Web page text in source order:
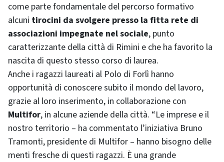
come parte fondamentale del percorso formativo
alcuni tirocini da svolgere presso la fitta rete di
associazioni impegnate nel sociale, punto
caratterizzante della città di Rimini e che ha favorito la
nascita di questo stesso corso di laurea.
Anche i ragazzi laureati al Polo di Forlì hanno
opportunità di conoscere subito il mondo del lavoro,
grazie al loro inserimento, in collaborazione con
Multifor, in alcune aziende della città. “Le imprese e il
nostro territorio – ha commentato l’iniziativa Bruno
Tramonti, presidente di Multifor – hanno bisogno delle
menti fresche di questi ragazzi. È una grande